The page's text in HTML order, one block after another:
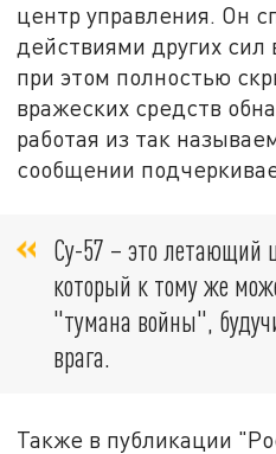
центр управления. Он
действиями других сил
при этом полностью
вражеских средств
работая из так
сообщении
Су-57 – это летающий
который к тому же
"тумана войны",
врага.
Также в публикации